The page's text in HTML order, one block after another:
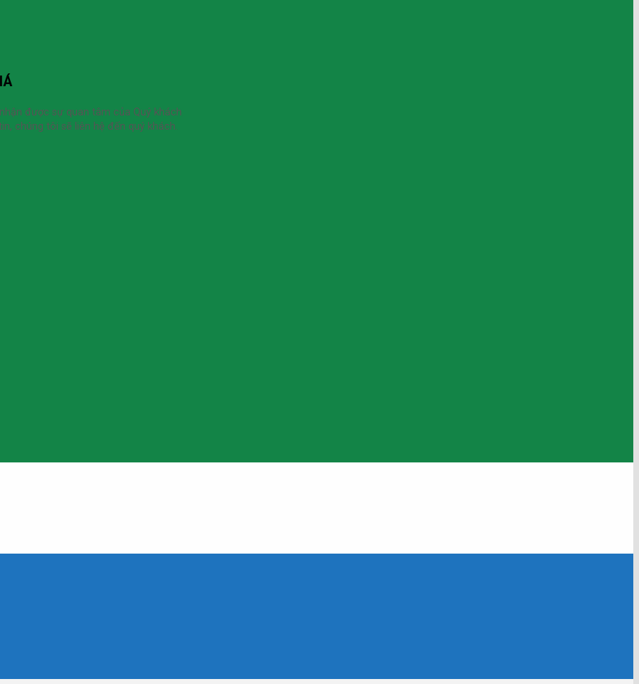
được sự quan tâm của Quý khách
chúng tôi sẽ liên hệ đến quý khách.